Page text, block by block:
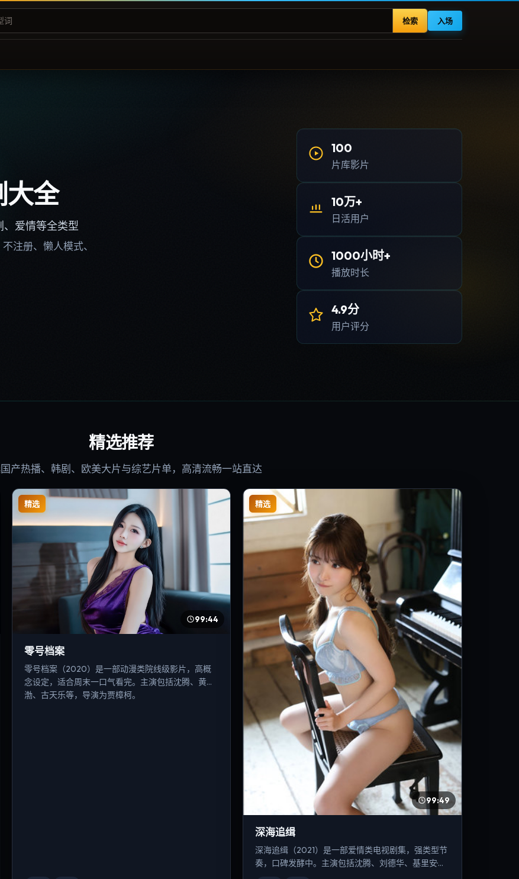
检索 入场
大全
爱情等全类型
注册、懒人模式、
100
片库影片
10万+
日活用户
1000小时+
播放时长
4.9分
用户评分
精选推荐
产热播、韩剧、欧美大片与综艺片单，高清流畅一站直达
精选
99:44
零号档案
零号档案（2020）是一部动漫类院线级影片，高概
念设定，适合周末一口气看完。主演包括沈腾、黄
渤、古天乐等，导演为贾樟柯。
精选
99:49
深海追缉
深海追缉（2021）是一部爱情类电视剧集，强类型节
奏，口碑发酵中。主演包括沈腾、刘德华、基里安·墨